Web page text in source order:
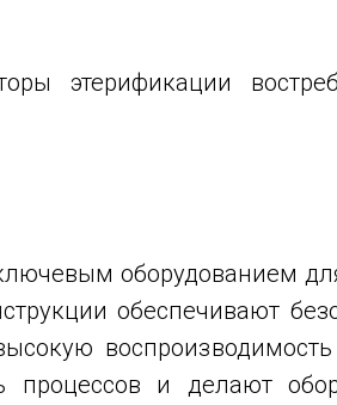
этерификации
оборудованием
обеспечивают
процессов и делают